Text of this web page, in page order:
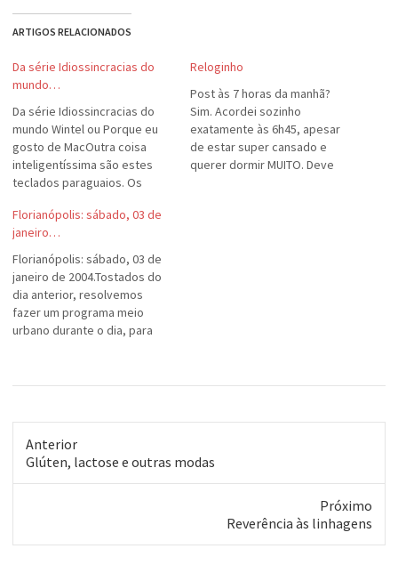
ARTIGOS RELACIONADOS
Da série Idiossincracias do
mundo…
Da série Idiossincracias do
mundo Wintel ou Porque eu
gosto de MacOutra coisa
inteligentíssima são estes
teclados paraguaios. Os
teclas como "Power", "Sleep"
e "Wake" (para ligar/desligar,
dormir e acordar o PC) logo
abaixo das teclas "Delete",
"End" e "Page Down"...Claro,
*ninguém* usa essas teclas!
Argh!Não preciso…
Reloginho
Post às 7 horas da manhã?
Sim. Acordei sozinho
exatamente às 6h45, apesar
de estar super cansado e
querer dormir MUITO. Deve
Florianópolis: sábado, 03 de
janeiro…
Florianópolis: sábado, 03 de
janeiro de 2004.Tostados do
dia anterior, resolvemos
fazer um programa meio
urbano durante o dia, para
shopping da cidade, fazer
Obviamente, o resultado foi a
compra de alguns elementos
importantes que estavam
em…
Anterior
Post
anterior:
Glúten, lactose e outras modas
Próximo
post:
Reverência às linhagens